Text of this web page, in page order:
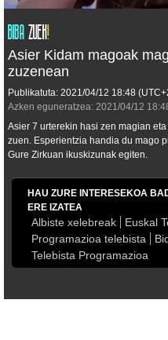
Asier Kidam magoak
zuzenean
Publikatuta: 2021/04/12 18:48
Azken eguneratzea: 2021/04/12
Asier 7 urterekin hasi zen magian
zuen. Esperientzia handia du mago
Gure Zirkuan ikuskizunak egiten.
HAU ZURE INTERESEKOA
ERE IZATEA
Albiste xelebreak
Euskal
Programazioa telebista
Telebista Programazioa